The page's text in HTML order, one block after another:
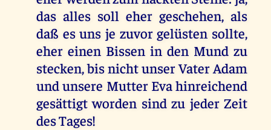
das alles soll eher geschehen, als
daß es uns je zuvor gelüsten sollte,
eher einen Bissen in den Mund zu
stecken, bis nicht unser Vater Adam
und unsere Mutter Eva hinreichend
gesättigt worden sind zu jeder Zeit
des Tages!